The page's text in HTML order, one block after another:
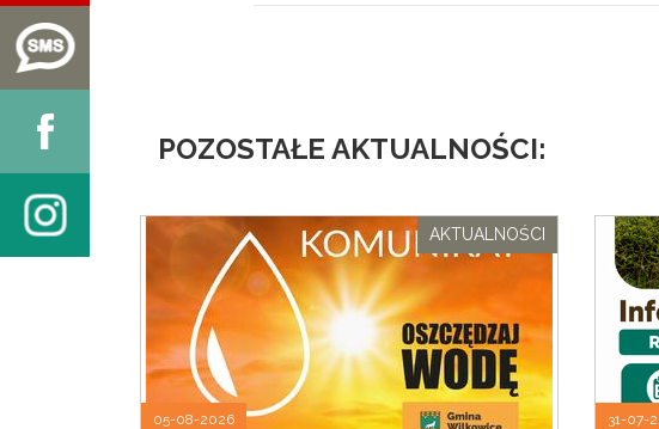
POZOSTAŁE AKTUALNOŚCI:
05-08-2026
AKTUALNOŚCI
31-07-